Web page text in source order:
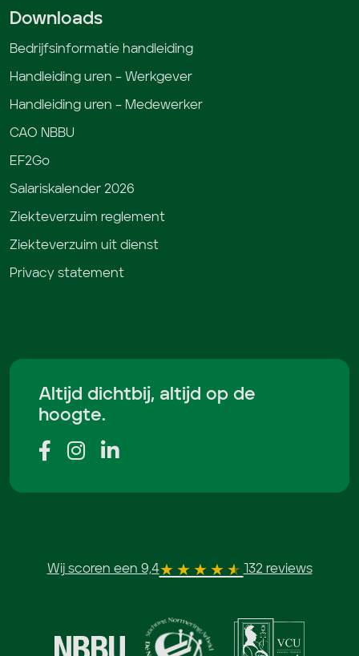
Downloads
Bedrijfsinformatie handleiding
Handleiding uren – Werkgever
Handleiding uren – Medewerker
CAO NBBU
EF2Go
Salariskalender 2026
Ziekteverzuim reglement
Ziekteverzuim uit dienst
Privacy statement
Altijd dichtbij, altijd op de
hoogte.
Wij scoren een 9,4 132 reviews